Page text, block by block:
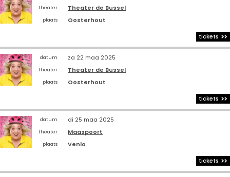
theater Theater de Bussel
plaats
Oosterhout
tickets
datum za 22 maa 2025
theater Theater de Bussel
plaats
Oosterhout
tickets
datum di 25 maa 2025
theater Maaspoort
plaats
Venlo
tickets